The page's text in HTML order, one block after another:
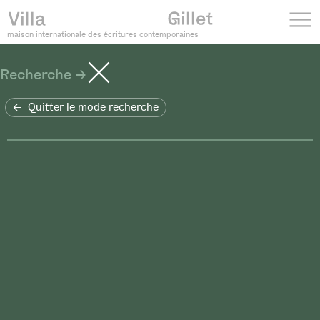
maison internationale des écritures contemporaines
Recherche
Quitter le mode recherche